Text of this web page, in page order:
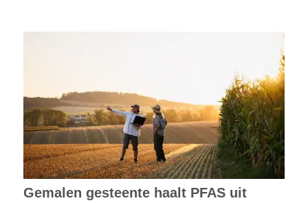
Gemalen gesteente haalt PFAS uit